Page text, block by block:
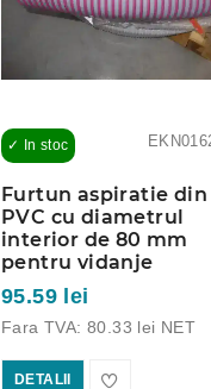
✓ In stoc
Furtun aspiratie din
PVC cu diametrul
interior de 80 mm
pentru vidanje
95.59 lei
Fara TVA: 80.33 lei NET
DETALII